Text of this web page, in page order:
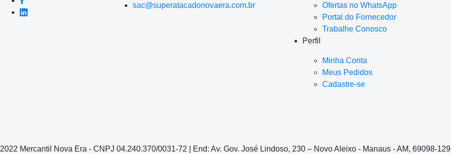
sac@superatacadonovaera.com.br
Ofertas no WhatsApp
Portal do Fornecedor
Trabalhe Conosco
Perfil
Minha Conta
Meus Pedidos
Cadastre-se
2022 Mercantil Nova Era - CNPJ 04.240.370/0031-72 | End: Av. Gov. José Lindoso, 230 – Novo Aleixo - Manaus - AM, 69098-129